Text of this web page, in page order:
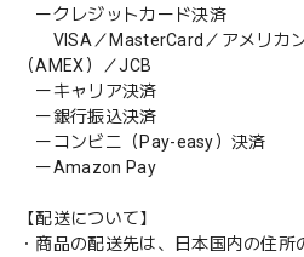
ークレジットカード決済
VISA／MasterCard／アメリカン
（AMEX）／JCB
ーキャリア決済
ー銀行振込決済
ーコンビニ（Pay-easy）決済
ーAmazon Pay
【配送について】
・商品の配送先は、日本国内の住所